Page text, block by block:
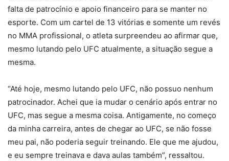
falta de patrocínio e apoio financeiro para se manter no
esporte. Com um cartel de 13 vitórias e somente um revés
no MMA profissional, o atleta surpreendeu ao afirmar que,
mesmo lutando pelo UFC atualmente, a situação segue a
mesma.
“Até hoje, mesmo lutando pelo UFC, não possuo nenhum
patrocinador. Achei que ia mudar o cenário após entrar no
UFC, mas segue a mesma coisa. Antigamente, no começo
da minha carreira, antes de chegar ao UFC, se não fosse
meu pai, não poderia seguir treinando. Ele que me ajudou,
e eu sempre treinava e dava aulas também”, ressaltou.